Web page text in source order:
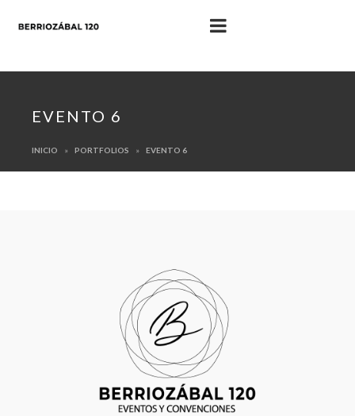
EVENTO 6
INICIO PORTFOLIOS EVENTO 6